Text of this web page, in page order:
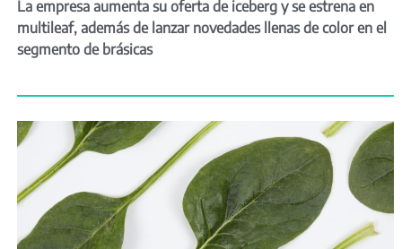
La empresa aumenta su oferta de iceberg y se estrena en
multileaf, además de lanzar novedades llenas de color en el
segmento de brásicas